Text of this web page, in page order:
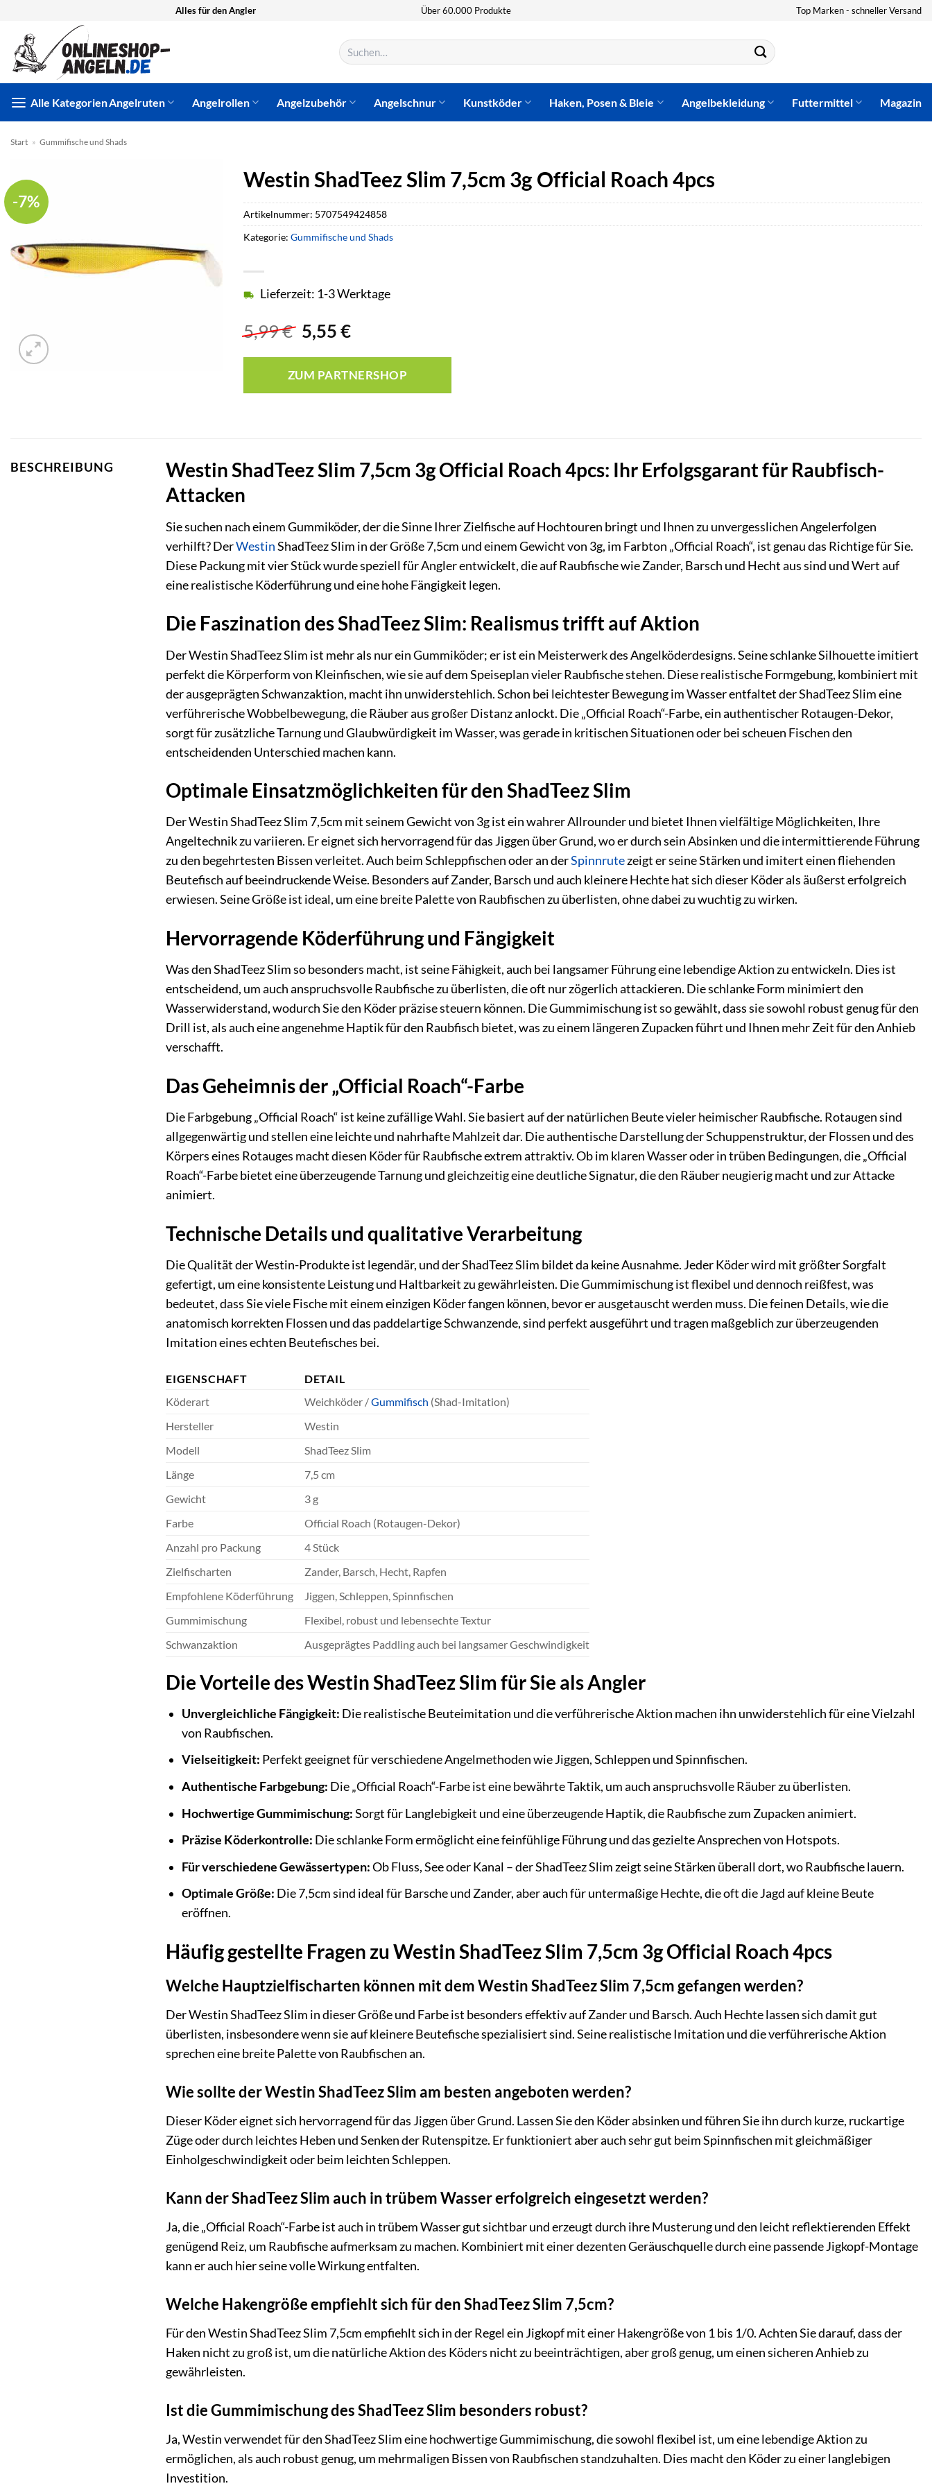
springen
Alles für den Angler Über 60.000 Produkte Top Marken - schneller Versand
Suchen
nach:
Alle KategorienAngelruten Angelrollen Angelzubehör Angelschnur Kunstköder Haken, Posen & Bleie Angelbekleidung Futtermittel Magazin
Start » Gummifische und Shads
-7%
Westin ShadTeez Slim 7,5cm 3g Official Roach 4pcs
5,99€ Ursprünglicher
Preis
war:
5,99 €
5,55€Aktueller
ist:
5,55 €.
Lieferzeit: 1-3 Werktage
ZUM PARTNERSHOP
Artikelnummer: 5707549424858
Kategorie: Gummifische und Shads
BESCHREIBUNG
Westin ShadTeez Slim 7,5cm 3g Official Roach 4pcs: Ihr Erfolgsgarant für Raubfisch-
Attacken
Sie suchen nach einem Gummiköder, der die Sinne Ihrer Zielfische auf Hochtouren bringt und Ihnen zu unvergesslichen Angelerfolgen
verhilft? DerWestinShadTeez Slim in der Größe 7,5cm und einem Gewicht von 3g, im Farbton „Official Roach“, ist genau das Richtige für Sie.
Diese Packung mit vier Stück wurde speziell für Angler entwickelt, die auf Raubfische wie Zander, Barsch und Hecht aus sind und Wert auf
eine realistische Köderführung und eine hohe Fängigkeit legen.
Die Faszination des ShadTeez Slim: Realismus trifft auf Aktion
Der Westin ShadTeez Slim ist mehr als nur ein Gummiköder; er ist ein Meisterwerk des Angelköderdesigns. Seine schlanke Silhouette imitiert
perfekt die Körperform von Kleinfischen, wie sie auf dem Speiseplan vieler Raubfische stehen. Diese realistische Formgebung, kombiniert mit
der ausgeprägten Schwanzaktion, macht ihn unwiderstehlich. Schon bei leichtester Bewegung im Wasser entfaltet der ShadTeez Slim eine
verführerische Wobbelbewegung, die Räuber aus großer Distanz anlockt. Die „Official Roach“-Farbe, ein authentischer Rotaugen-Dekor,
sorgt für zusätzliche Tarnung und Glaubwürdigkeit im Wasser, was gerade in kritischen Situationen oder bei scheuen Fischen den
entscheidenden Unterschied machen kann.
Optimale Einsatzmöglichkeiten für den ShadTeez Slim
Der Westin ShadTeez Slim 7,5cm mit seinem Gewicht von 3g ist ein wahrer Allrounder und bietet Ihnen vielfältige Möglichkeiten, Ihre
Angeltechnik zu variieren. Er eignet sich hervorragend für das Jiggen über Grund, wo er durch sein Absinken und die intermittierende Führung
zu den begehrtesten Bissen verleitet. Auch beim Schleppfischen oder an derSpinnrutezeigt er seine Stärken und imitert einen fliehenden
Beutefisch auf beeindruckende Weise. Besonders auf Zander, Barsch und auch kleinere Hechte hat sich dieser Köder als äußerst erfolgreich
erwiesen. Seine Größe ist ideal, um eine breite Palette von Raubfischen zu überlisten, ohne dabei zu wuchtig zu wirken.
Hervorragende Köderführung und Fängigkeit
Was den ShadTeez Slim so besonders macht, ist seine Fähigkeit, auch bei langsamer Führung eine lebendige Aktion zu entwickeln. Dies ist
entscheidend, um auch anspruchsvolle Raubfische zu überlisten, die oft nur zögerlich attackieren. Die schlanke Form minimiert den
Wasserwiderstand, wodurch Sie den Köder präzise steuern können. Die Gummimischung ist so gewählt, dass sie sowohl robust genug für den
Drill ist, als auch eine angenehme Haptik für den Raubfisch bietet, was zu einem längeren Zupacken führt und Ihnen mehr Zeit für den Anhieb
verschafft.
Das Geheimnis der „Official Roach“-Farbe
Die Farbgebung „Official Roach“ ist keine zufällige Wahl. Sie basiert auf der natürlichen Beute vieler heimischer Raubfische. Rotaugen sind
allgegenwärtig und stellen eine leichte und nahrhafte Mahlzeit dar. Die authentische Darstellung der Schuppenstruktur, der Flossen und des
Körpers eines Rotauges macht diesen Köder für Raubfische extrem attraktiv. Ob im klaren Wasser oder in trüben Bedingungen, die „Official
Roach“-Farbe bietet eine überzeugende Tarnung und gleichzeitig eine deutliche Signatur, die den Räuber neugierig macht und zur Attacke
animiert.
Technische Details und qualitative Verarbeitung
Die Qualität der Westin-Produkte ist legendär, und der ShadTeez Slim bildet da keine Ausnahme. Jeder Köder wird mit größter Sorgfalt
gefertigt, um eine konsistente Leistung und Haltbarkeit zu gewährleisten. Die Gummimischung ist flexibel und dennoch reißfest, was
bedeutet, dass Sie viele Fische mit einem einzigen Köder fangen können, bevor er ausgetauscht werden muss. Die feinen Details, wie die
anatomisch korrekten Flossen und das paddelartige Schwanzende, sind perfekt ausgeführt und tragen maßgeblich zur überzeugenden
Imitation eines echten Beutefisches bei.
EIGENSCHAFT
DETAIL
Köderart
Weichköder /Gummifisch (Shad-Imitation)
Hersteller
Westin
Modell
ShadTeez Slim
Länge
7,5 cm
Gewicht
3 g
Farbe
Official Roach (Rotaugen-Dekor)
Anzahl pro Packung
4 Stück
Zielfischarten
Zander, Barsch, Hecht, Rapfen
Empfohlene Köderführung
Jiggen, Schleppen, Spinnfischen
Gummimischung
Flexibel, robust und lebensechte Textur
Schwanzaktion
Ausgeprägtes Paddling auch bei langsamer Geschwindigkeit
Die Vorteile des Westin ShadTeez Slim für Sie als Angler
Unvergleichliche Fängigkeit: Die realistische Beuteimitation und die verführerische Aktion machen ihn unwiderstehlich für eine Vielzahl
von Raubfischen.
Vielseitigkeit: Perfekt geeignet für verschiedene Angelmethoden wie Jiggen, Schleppen und Spinnfischen.
Authentische Farbgebung: Die „Official Roach“-Farbe ist eine bewährte Taktik, um auch anspruchsvolle Räuber zu überlisten.
Hochwertige Gummimischung:Sorgt für Langlebigkeit und eine überzeugende Haptik, die Raubfische zum Zupacken animiert.
Präzise Köderkontrolle: Die schlanke Form ermöglicht eine feinfühlige Führung und das gezielte Ansprechen von Hotspots.
Für verschiedene Gewässertypen:Ob Fluss, See oder Kanal – der ShadTeez Slim zeigt seine Stärken überall dort, wo Raubfische lauern.
Optimale Größe: Die 7,5cm sind ideal für Barsche und Zander, aber auch für untermaßige Hechte, die oft die Jagd auf kleine Beute
eröffnen.
Häufig gestellte Fragen zu Westin ShadTeez Slim 7,5cm 3g Official Roach 4pcs
Welche Hauptzielfischarten können mit dem Westin ShadTeez Slim 7,5cm gefangen werden?
Der Westin ShadTeez Slim in dieser Größe und Farbe ist besonders effektiv auf Zander und Barsch. Auch Hechte lassen sich damit gut
überlisten, insbesondere wenn sie auf kleinere Beutefische spezialisiert sind. Seine realistische Imitation und die verführerische Aktion
sprechen eine breite Palette von Raubfischen an.
Wie sollte der Westin ShadTeez Slim am besten angeboten werden?
Dieser Köder eignet sich hervorragend für das Jiggen über Grund. Lassen Sie den Köder absinken und führen Sie ihn durch kurze, ruckartige
Züge oder durch leichtes Heben und Senken der Rutenspitze. Er funktioniert aber auch sehr gut beim Spinnfischen mit gleichmäßiger
Einholgeschwindigkeit oder beim leichten Schleppen.
Kann der ShadTeez Slim auch in trübem Wasser erfolgreich eingesetzt werden?
Ja, die „Official Roach“-Farbe ist auch in trübem Wasser gut sichtbar und erzeugt durch ihre Musterung und den leicht reflektierenden Effekt
genügend Reiz, um Raubfische aufmerksam zu machen. Kombiniert mit einer dezenten Geräuschquelle durch eine passende Jigkopf-Montage
kann er auch hier seine volle Wirkung entfalten.
Welche Hakengröße empfiehlt sich für den ShadTeez Slim 7,5cm?
Für den Westin ShadTeez Slim 7,5cm empfiehlt sich in der Regel ein Jigkopf mit einer Hakengröße von 1 bis 1/0. Achten Sie darauf, dass der
Haken nicht zu groß ist, um die natürliche Aktion des Köders nicht zu beeinträchtigen, aber groß genug, um einen sicheren Anhieb zu
gewährleisten.
Ist die Gummimischung des ShadTeez Slim besonders robust?
Ja, Westin verwendet für den ShadTeez Slim eine hochwertige Gummimischung, die sowohl flexibel ist, um eine lebendige Aktion zu
ermöglichen, als auch robust genug, um mehrmaligen Bissen von Raubfischen standzuhalten. Dies macht den Köder zu einer langlebigen
Investition.